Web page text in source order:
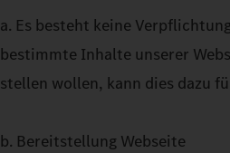
a. Es besteht keine
bestimmte Inhalte unserer
stellen wollen, kann dies dazu
b. Bereitstellung Webseite